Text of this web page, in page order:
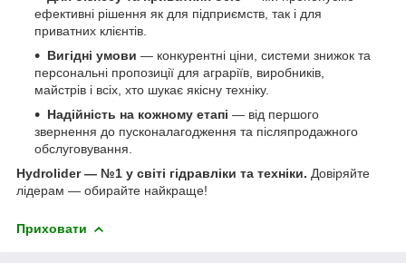
ефективні рішення як для підприємств, так і для
приватних клієнтів.
Вигідні умови — конкурентні ціни, системи знижок та
персональні пропозиції для аграріїв, виробників,
майстрів і всіх, хто шукає якісну техніку.
Надійність на кожному етапі — від першого
звернення до пусконалагодження та післяпродажного
обслуговування.
Hydrolider — №1 у світі гідравліки та техніки. Довіряйте
лідерам — обирайте найкраще!
Приховати